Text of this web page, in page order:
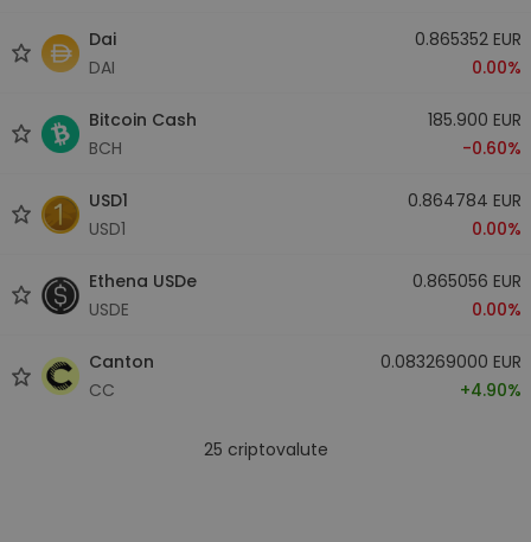
Dai
DAI
0.865352 EUR
0.00%
Bitcoin Cash
BCH
185.900 EUR
-0.60%
USD1
USD1
0.864784 EUR
0.00%
Ethena USDe
USDE
0.865056 EUR
0.00%
Canton
CC
0.083269000 EUR
+4.90%
25 criptovalute